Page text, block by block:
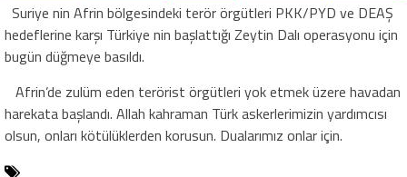
Suriye nin Afrin bölgesindeki terör örgütleri PKK/PYD ve DEAŞ
hedeflerine karşı Türkiye nin başlattığı Zeytin Dalı operasyonu için
bugün düğmeye basıldı.
Afrin’de zulüm eden terörist örgütleri yok etmek üzere havadan
harekata başlandı. Allah kahraman Türk askerlerimizin yardımcısı
olsun, onları kötülüklerden korusun. Dualarımız onlar için.